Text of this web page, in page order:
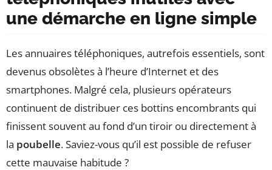
une démarche en ligne simple
Les annuaires téléphoniques, autrefois essentiels, sont
devenus obsolètes à l’heure d’Internet et des
smartphones. Malgré cela, plusieurs opérateurs
continuent de distribuer ces bottins encombrants qui
finissent souvent au fond d’un tiroir ou directement à
la poubelle. Saviez-vous qu’il est possible de refuser
cette mauvaise habitude ?